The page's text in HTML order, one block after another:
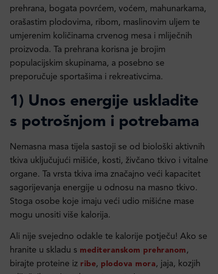
prehrana, bogata povrćem, voćem, mahunarkama,
orašastim plodovima, ribom, maslinovim uljem te
umjerenim količinama crvenog mesa i mliječnih
proizvoda. Ta prehrana korisna je brojim
populacijskim skupinama, a posebno se
preporučuje sportašima i rekreativcima.
1) Unos energije uskladite
s potrošnjom i potrebama
Nemasna masa tijela sastoji se od biološki aktivnih
tkiva uključujući mišiće, kosti, živčano tkivo i vitalne
organe. Ta vrsta tkiva ima značajno veći kapacitet
sagorijevanja energije u odnosu na masno tkivo.
Stoga osobe koje imaju veći udio mišićne mase
mogu unositi više kalorija.
Ali nije svejedno odakle te kalorije potječu! Ako se
hranite u skladu s mediteranskom prehranom ,
birajte proteine iz ribe, plodova mora, jaja, kozjih